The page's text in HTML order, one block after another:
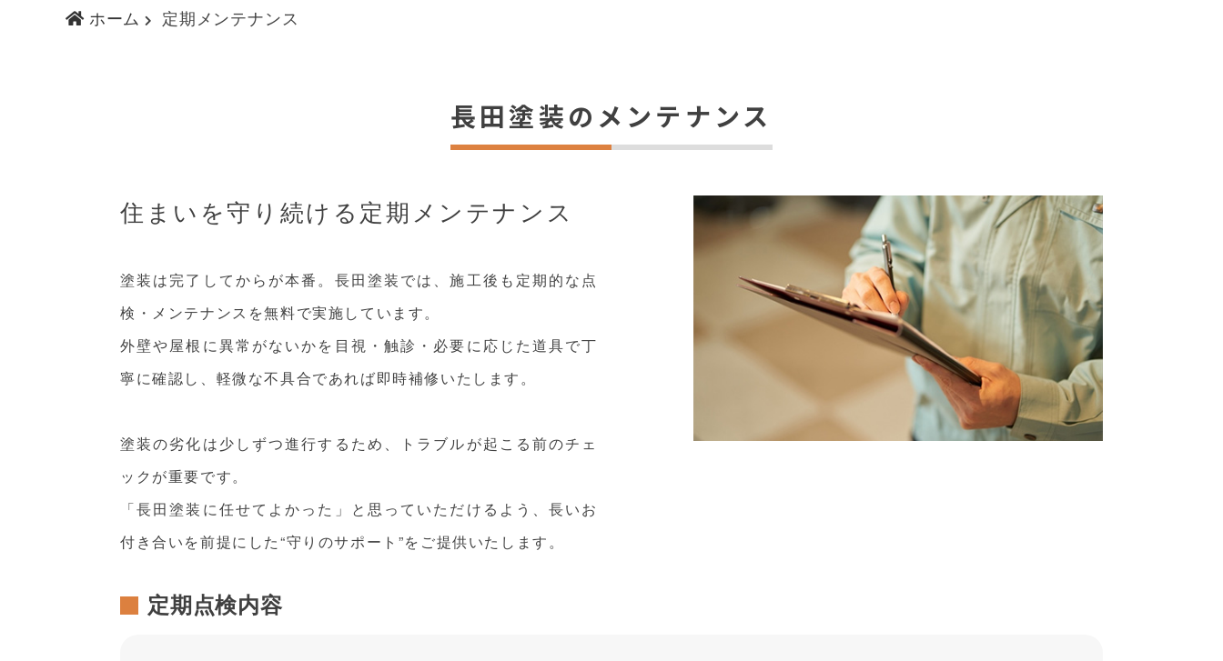
ホーム 定期メンテナンス
長田塗装のメンテナンス
住まいを守り続ける定期メンテナンス
塗装は完了してからが本番。長田塗装では、施工後も定期的な点
検・メンテナンスを無料で実施しています。
外壁や屋根に異常がないかを目視・触診・必要に応じた道具で丁
寧に確認し、軽微な不具合であれば即時補修いたします。
塗装の劣化は少しずつ進行するため、トラブルが起こる前のチェ
ックが重要です。
「長田塗装に任せてよかった」と思っていただけるよう、長いお
付き合いを前提にした“守りのサポート”をご提供いたします。
定期点検内容